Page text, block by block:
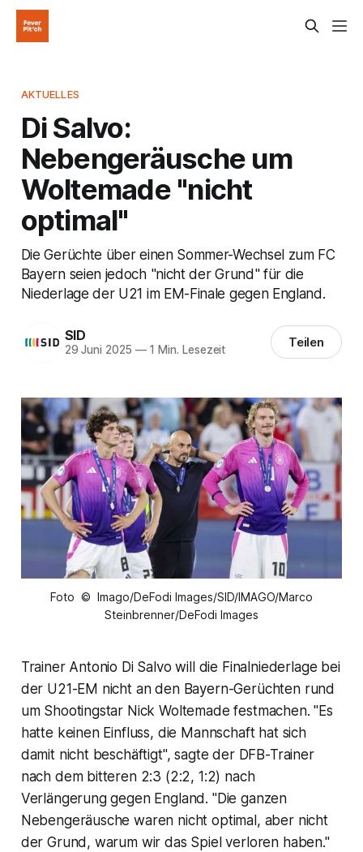
AKTUELLES
Di Salvo:
Nebengeräusche um
Woltemade "nicht
optimal"
Die Gerüchte über einen Sommer-Wechsel zum FC
Bayern seien jedoch "nicht der Grund" für die
Niederlage der U21 im EM-Finale gegen England.
SID
29 Juni 2025 —1 Min. Lesezeit Teilen
Foto © Imago/DeFodi Images/SID/IMAGO/Marco
Steinbrenner/DeFodi Images
Trainer Antonio Di Salvo will die Finalniederlage bei
der U21-EM nicht an den Bayern-Gerüchten rund
um Shootingstar Nick Woltemade festmachen. "Es
hatte keinen Einfluss, die Mannschaft hat sich
damit nicht beschäftigt", sagte der DFB-Trainer
nach dem bitteren 2:3 (2:2, 1:2) nach
Verlängerung gegen England. "Die ganzen
Nebengeräusche waren nicht optimal, aber nicht
der Grund, warum wir das Spiel verloren haben."